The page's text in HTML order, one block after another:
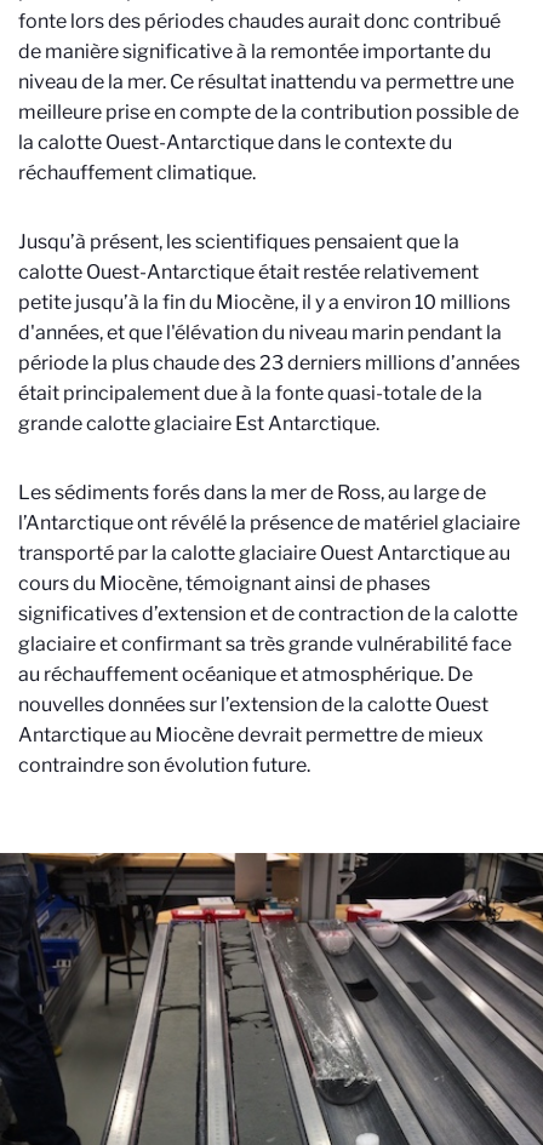
fonte lors des périodes chaudes aurait donc contribué
de manière significative à la remontée importante du
niveau de la mer. Ce résultat inattendu va permettre une
meilleure prise en compte de la contribution possible de
la calotte Ouest-Antarctique dans le contexte du
réchauffement climatique.
Jusqu’à présent, les scientifiques pensaient que la
calotte Ouest-Antarctique était restée relativement
petite jusqu’à la fin du Miocène, il y a environ 10 millions
d'années, et que l'élévation du niveau marin pendant la
période la plus chaude des 23 derniers millions d’années
était principalement due à la fonte quasi-totale de la
grande calotte glaciaire Est Antarctique.
Les sédiments forés dans la mer de Ross, au large de
l’Antarctique ont révélé la présence de matériel glaciaire
transporté par la calotte glaciaire Ouest Antarctique au
cours du Miocène, témoignant ainsi de phases
significatives d’extension et de contraction de la calotte
glaciaire et confirmant sa très grande vulnérabilité face
au réchauffement océanique et atmosphérique. De
nouvelles données sur l’extension de la calotte Ouest
Antarctique au Miocène devrait permettre de mieux
contraindre son évolution future.